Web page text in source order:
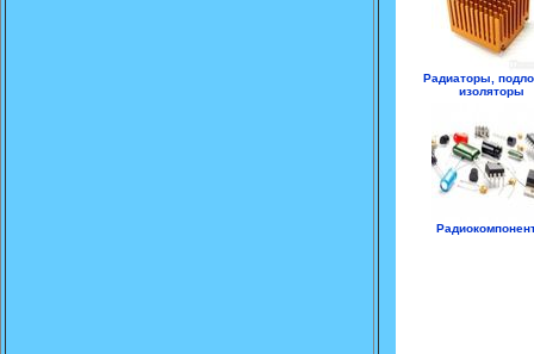
Радиаторы,
изоляторы